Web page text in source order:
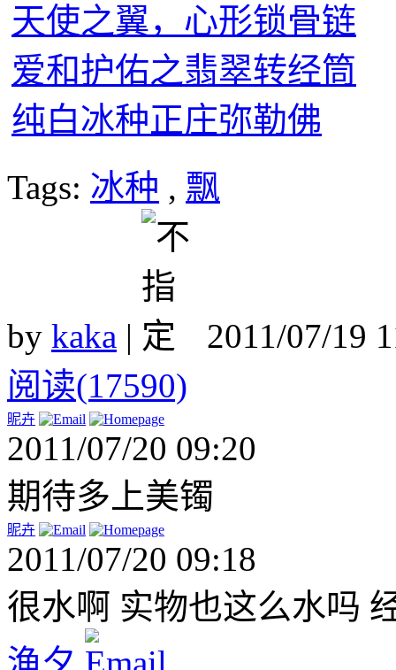
天使之翼，心形锁骨链
爱和护佑之翡翠转经筒
纯白冰种正庄弥勒佛
Tags: 冰种 , 飘
by kaka |
2011/07/19
阅读(17590)
昵卉
2011/07/20 09:20
期待多上美镯
昵卉
2011/07/20 09:18
很水啊 实物也这么水吗
渔夕